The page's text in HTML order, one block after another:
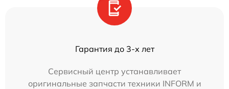
Гарантия до 3-х лет
Сервисный центр устанавливает
оригинальные запчасти техники INFORM и